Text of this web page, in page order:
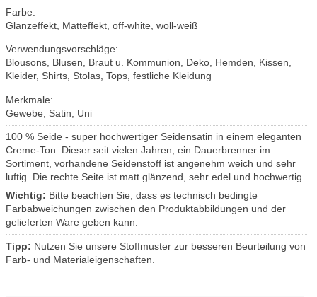
Farbe:
Glanzeffekt, Matteffekt, off-white, woll-weiß
Verwendungsvorschläge:
Blousons, Blusen, Braut u. Kommunion, Deko, Hemden, Kissen,
Kleider, Shirts, Stolas, Tops, festliche Kleidung
Merkmale:
Gewebe, Satin, Uni
100 % Seide - super hochwertiger Seidensatin in einem eleganten
Creme-Ton. Dieser seit vielen Jahren, ein Dauerbrenner im
Sortiment, vorhandene Seidenstoff ist angenehm weich und sehr
luftig. Die rechte Seite ist matt glänzend, sehr edel und hochwertig.
Wichtig: Bitte beachten Sie, dass es technisch bedingte
Farbabweichungen zwischen den Produktabbildungen und der
gelieferten Ware geben kann.
Tipp: Nutzen Sie unsere Stoffmuster zur besseren Beurteilung von
Farb- und Materialeigenschaften.